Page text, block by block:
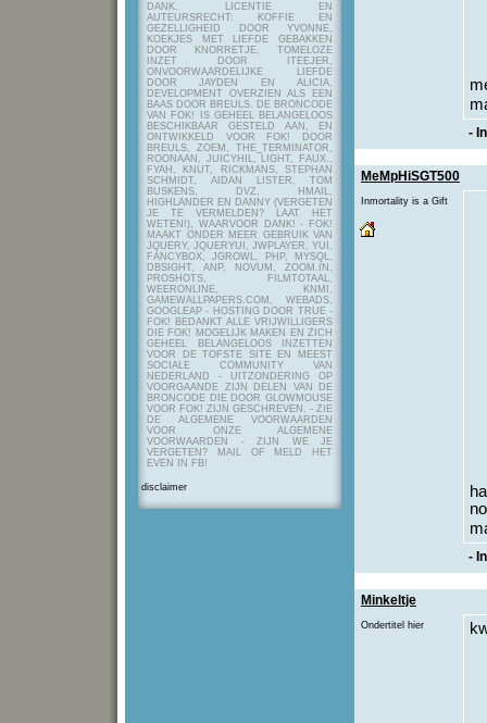
DANK, LICENTIE EN
AUTEURSRECHT: KOFFIE EN
GEZELLIGHEID DOOR YVONNE,
KOEKJES MET LIEFDE GEBAKKEN
DOOR KNORRETJE, TOMELOZE
INZET DOOR ITEEJER,
ONVOORWAARDELIJKE LIEFDE
DOOR JAYDEN EN ALICIA,
DEVELOPMENT OVERZIEN ALS EEN
BAAS DOOR BREULS. DE BRONCODE
VAN FOK! IS GEHEEL BELANGELOOS
BESCHIKBAAR GESTELD AAN, EN
ONTWIKKELD VOOR FOK! DOOR
BREULS, ZOEM, THE_TERMINATOR,
ROONAAN, JUICYHIL, LIGHT, FAUX.,
FYAH, KNUT, RICKMANS, STEPHAN
SCHMIDT, AIDAN LISTER, TOM
BUSKENS, DVZ, HMAIL,
HIGHLANDER EN DANNY (VERGETEN
JE TE VERMELDEN? LAAT HET
WETEN!), WAARVOOR DANK! - FOK!
MAAKT ONDER MEER GEBRUIK VAN
JQUERY, JQUERYUI, JWPLAYER, YUI,
FANCYBOX, JGROWL, PHP, MYSQL,
DBSIGHT, ANP, NOVUM, ZOOM.IN,
PROSHOTS, FILMTOTAAL,
WEERONLINE, KNMI,
GAMEWALLPAPERS.COM, WEBADS,
GOOGLEAP - HOSTING DOOR TRUE -
FOK! BEDANKT ALLE VRIJWILLIGERS
DIE FOK! MOGELIJK MAKEN EN ZICH
GEHEEL BELANGELOOS INZETTEN
VOOR DE TOFSTE SITE EN MEEST
SOCIALE COMMUNITY VAN
NEDERLAND - UITZONDERING OP
VOORGAANDE ZIJN DELEN VAN DE
BRONCODE DIE DOOR GLOWMOUSE
VOOR FOK! ZIJN GESCHREVEN. - ZIE
DE ALGEMENE VOORWAARDEN
VOOR ONZE ALGEMENE
VOORWAARDEN - ZIJN WE JE
VERGETEN? MAIL OF MELD HET
EVEN IN FB!
disclaimer
-
MeMpHiSGT500
Inmortality is a Gift
-
Minkeltje
Ondertitel hier